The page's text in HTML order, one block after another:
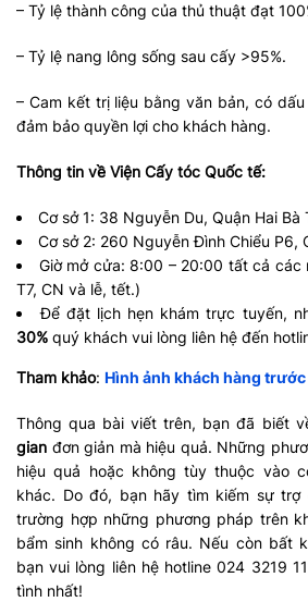
– Tỷ lệ thành công của thủ thuật đạt
– Tỷ lệ nang lông sống sau cấy >95%.
– Cam kết trị liệu bằng văn bản, có
đảm bảo quyền lợi cho khách hàng.
Thông tin về Viện Cấy tóc Quốc tế:
Cơ sở 1: 38 Nguyễn Du, Quận Hai Bà
Cơ sở 2: 260 Nguyễn Đình Chiểu P6,
Giờ mở cửa: 8:00 – 20:00 tất cả các
T7, CN và lễ, tết.)
Để đặt lịch hẹn khám trực tuyến,
30% quý khách vui lòng liên hệ đến
Tham khảo: Hình ảnh khách hàng trước
Thông qua bài viết trên, bạn đã biết
gian đơn giản mà hiệu quả. Những
hiệu quả hoặc không tùy thuộc vào
khác. Do đó, bạn hãy tìm kiếm sự
trường hợp những phương pháp trên
bẩm sinh không có râu. Nếu còn bất
bạn vui lòng liên hệ hotline 024 3219
tình nhất!